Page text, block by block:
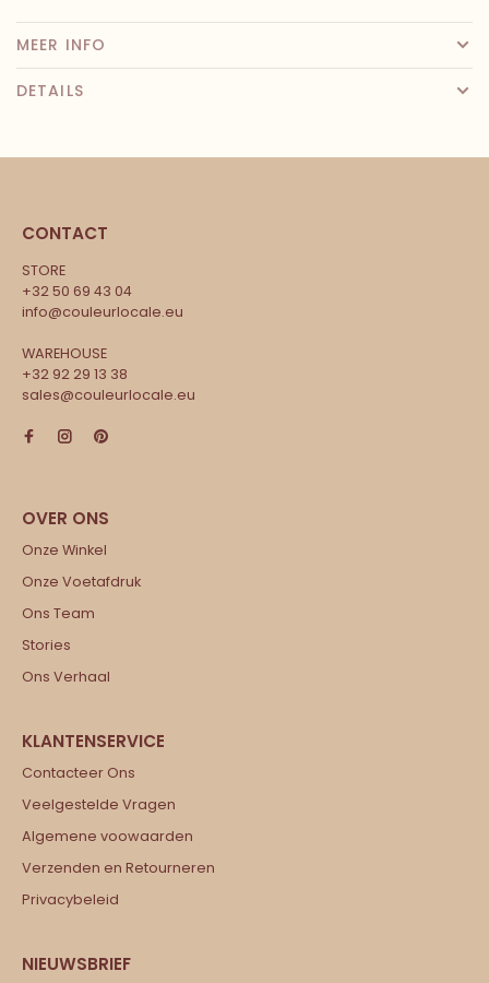
MEER INFO
DETAILS
CONTACT
STORE
+32 50 69 43 04
info@couleurlocale.eu
WAREHOUSE
+32 92 29 13 38
sales@couleurlocale.eu
Onze Winkel
Onze Voetafdruk
Ons Team
Stories
Ons Verhaal
Contacteer Ons
Veelgestelde Vragen
Algemene voowaarden
Verzenden en Retourneren
Privacybeleid